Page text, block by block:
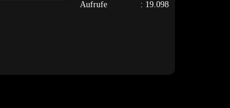
Aufrufe
: 19.098